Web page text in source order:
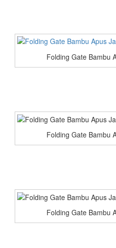
Folding Gate Bambu
Folding Gate Bambu
Folding Gate Bambu